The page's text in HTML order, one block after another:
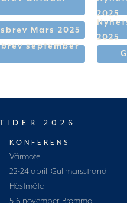
2025
Mars 2025
2025
september
2026
KONFERENS
Vårmöte
22-24 april, Gullmarsstrand
Höstmöte